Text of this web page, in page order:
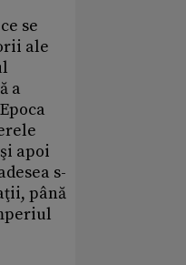
se
ale
a
apoi
s-
până